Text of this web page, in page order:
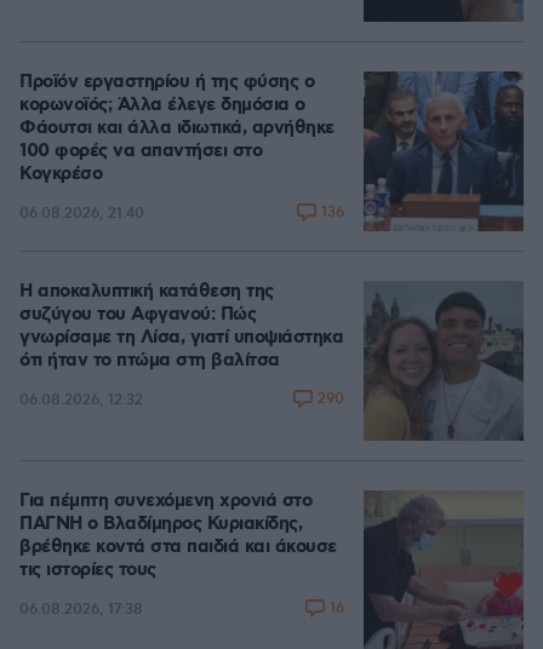
Προϊόν εργαστηρίου ή της φύσης ο
κορωνοϊός; Άλλα έλεγε δημόσια ο
Φάουτσι και άλλα ιδιωτικά, αρνήθηκε
100 φορές να απαντήσει στο
Κογκρέσο
06.08.2026, 21:40 136
Η αποκαλυπτική κατάθεση της
συζύγου του Αφγανού: Πώς
γνωρίσαμε τη Λίσα, γιατί υποψιάστηκα
ότι ήταν το πτώμα στη βαλίτσα
06.08.2026, 12:32 290
Για πέμπτη συνεχόμενη χρονιά στο
ΠΑΓΝΗ ο Βλαδίμηρος Κυριακίδης,
βρέθηκε κοντά στα παιδιά και άκουσε
τις ιστορίες τους
06.08.2026, 17:38 16